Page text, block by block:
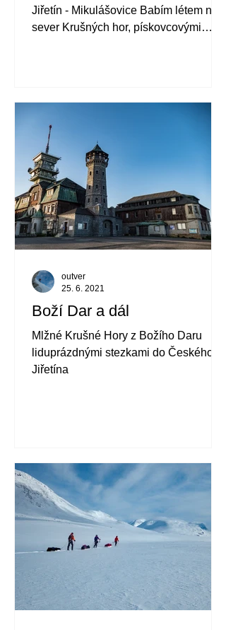
Jiřetín - Mikulášovice Babím létem na
sever Krušných hor, pískovcovými
Boží Dar a dál
Mlžné Krušné Hory z Božího Daru
liduprázdnými stezkami do Českého
Jiřetína
outver
25. 6. 2021